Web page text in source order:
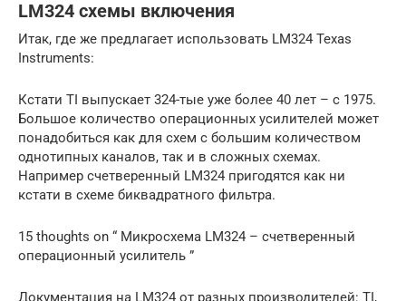
LM324 схемы включения
Итак, где же предлагает использовать LM324 Texas
Instruments:
Кстати TI выпускает 324-тые уже более 40 лет – с 1975.
Большое количество операционных усилителей может
понадобиться как для схем с большим количеством
однотипных каналов, так и в сложных схемах.
Например счетверенный LM324 пригодятся как ни
кстати в схеме биквадратного фильтра.
15 thoughts on “ Микросхема LM324 – счетверенный
операционный усилитель ”
Документация на LM324 от разных производителей: TI,